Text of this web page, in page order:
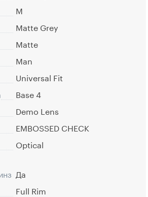
M
Matte Grey
Matte
Man
Universal Fit
Base 4
Demo Lens
EMBOSSED CHECK
Optical
Да
Full Rim